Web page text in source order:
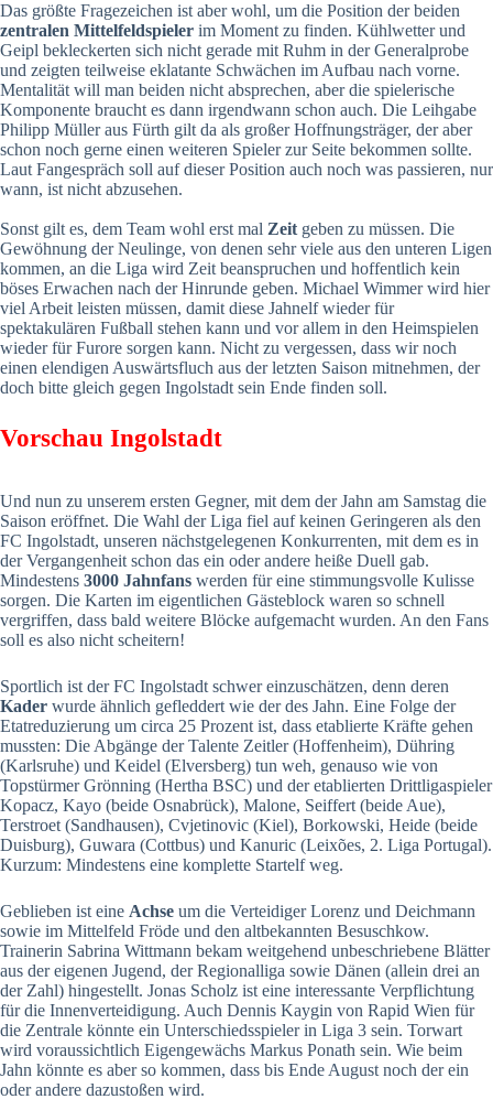
Das größte Fragezeichen ist aber wohl, um die Position der beiden
zentralen Mittelfeldspieler im Moment zu finden. Kühlwetter und
Geipl bekleckerten sich nicht gerade mit Ruhm in der Generalprobe
und zeigten teilweise eklatante Schwächen im Aufbau nach vorne.
Mentalität will man beiden nicht absprechen, aber die spielerische
Komponente braucht es dann irgendwann schon auch. Die Leihgabe
Philipp Müller aus Fürth gilt da als großer Hoffnungsträger, der aber
schon noch gerne einen weiteren Spieler zur Seite bekommen sollte.
Laut Fangespräch soll auf dieser Position auch noch was passieren, nur
wann, ist nicht abzusehen.
Sonst gilt es, dem Team wohl erst mal Zeit geben zu müssen. Die
Gewöhnung der Neulinge, von denen sehr viele aus den unteren Ligen
kommen, an die Liga wird Zeit beanspruchen und hoffentlich kein
böses Erwachen nach der Hinrunde geben. Michael Wimmer wird hier
viel Arbeit leisten müssen, damit diese Jahnelf wieder für
spektakulären Fußball stehen kann und vor allem in den Heimspielen
wieder für Furore sorgen kann. Nicht zu vergessen, dass wir noch
einen elendigen Auswärtsfluch aus der letzten Saison mitnehmen, der
doch bitte gleich gegen Ingolstadt sein Ende finden soll.
Vorschau Ingolstadt
Und nun zu unserem ersten Gegner, mit dem der Jahn am Samstag die
Saison eröffnet. Die Wahl der Liga fiel auf keinen Geringeren als den
FC Ingolstadt, unseren nächstgelegenen Konkurrenten, mit dem es in
der Vergangenheit schon das ein oder andere heiße Duell gab.
Mindestens 3000 Jahnfans werden für eine stimmungsvolle Kulisse
sorgen. Die Karten im eigentlichen Gästeblock waren so schnell
vergriffen, dass bald weitere Blöcke aufgemacht wurden. An den Fans
soll es also nicht scheitern!
Sportlich ist der FC Ingolstadt schwer einzuschätzen, denn deren
Kader wurde ähnlich gefleddert wie der des Jahn. Eine Folge der
Etatreduzierung um circa 25 Prozent ist, dass etablierte Kräfte gehen
mussten: Die Abgänge der Talente Zeitler (Hoffenheim), Dühring
(Karlsruhe) und Keidel (Elversberg) tun weh, genauso wie von
Topstürmer Grönning (Hertha BSC) und der etablierten Drittligaspieler
Kopacz, Kayo (beide Osnabrück), Malone, Seiffert (beide Aue),
Terstroet (Sandhausen), Cvjetinovic (Kiel), Borkowski, Heide (beide
Duisburg), Guwara (Cottbus) und Kanuric (Leixões, 2. Liga Portugal).
Kurzum: Mindestens eine komplette Startelf weg.
Geblieben ist eine Achse um die Verteidiger Lorenz und Deichmann
sowie im Mittelfeld Fröde und den altbekannten Besuschkow.
Trainerin Sabrina Wittmann bekam weitgehend unbeschriebene Blätter
aus der eigenen Jugend, der Regionalliga sowie Dänen (allein drei an
der Zahl) hingestellt. Jonas Scholz ist eine interessante Verpflichtung
für die Innenverteidigung. Auch Dennis Kaygin von Rapid Wien für
die Zentrale könnte ein Unterschiedsspieler in Liga 3 sein. Torwart
wird voraussichtlich Eigengewächs Markus Ponath sein. Wie beim
Jahn könnte es aber so kommen, dass bis Ende August noch der ein
oder andere dazustoßen wird.